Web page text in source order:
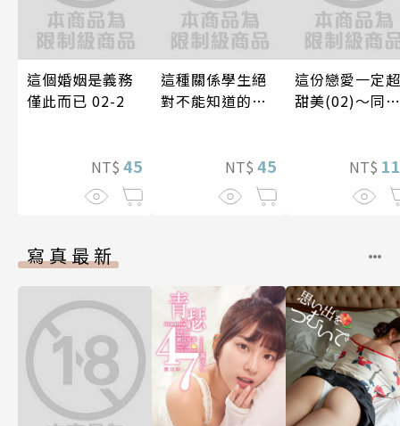
這個婚姻是義務
僅此而已 02-2
NT$ 45
這種關係學生絕
對不能知道的
兩人是甜蜜的現
在進行式～ 01
NT$ 45
這份戀愛一定超
甜美(02)～同居
NT$
寫真最新